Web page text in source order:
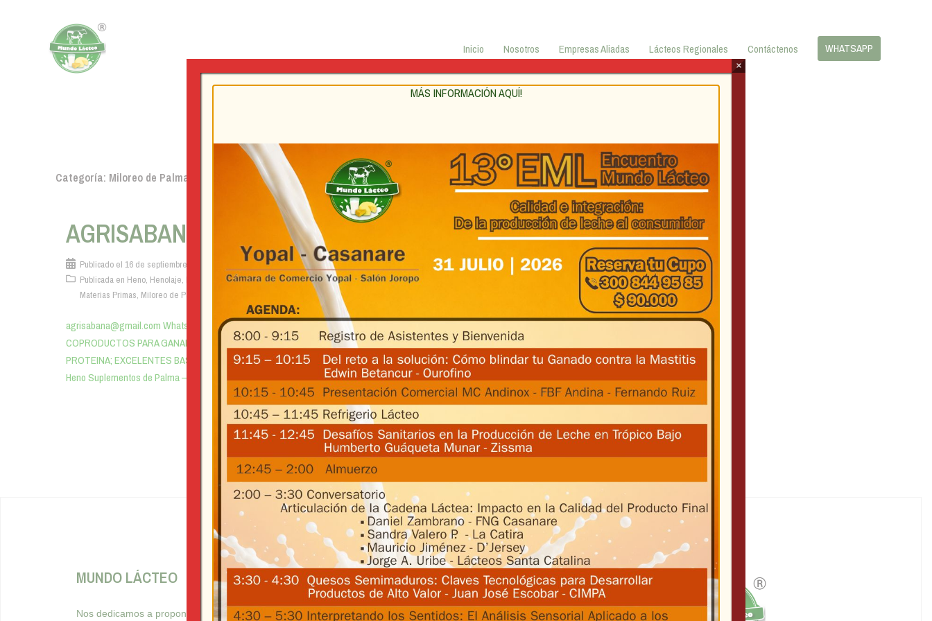
Inicio Nosotros Empresas Aliadas Lácteos Regionales Contáctenos WHATSAPP
Categoría: Miloreo de Palma
AGRISABANA
Publicado el 16 de septiembre de 2021
Publicada en Heno, Henolaje, Insumos Producción de leche,
Materias Primas, Miloreo de Palma
agrisabana@gmail.com WhatsApp: 3103291994
COPRODUCTOS PARA GANADERIA, FUENTE DE ENERGIA Y
PROTEINA; EXCELENTES BASES FORRAJERAS. Henolaje
Heno Suplementos de Palma – KAU Henolaje Heno […]
MUNDO LÁCTEO
Nos dedicamos a proponer ideas que
SÍGANOS TELÉFONO:
+57 3008449585
MÁS INFORMACIÓN AQUÍ!
×